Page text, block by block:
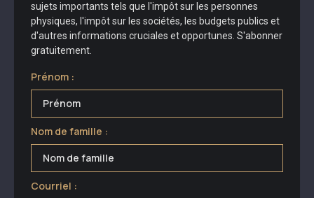
sujets importants tels que l'impôt sur les personnes
physiques, l'impôt sur les sociétés, les budgets publics et
d'autres informations cruciales et opportunes. S'abonner
gratuitement.
Prénom :
Nom de famille :
Courriel :